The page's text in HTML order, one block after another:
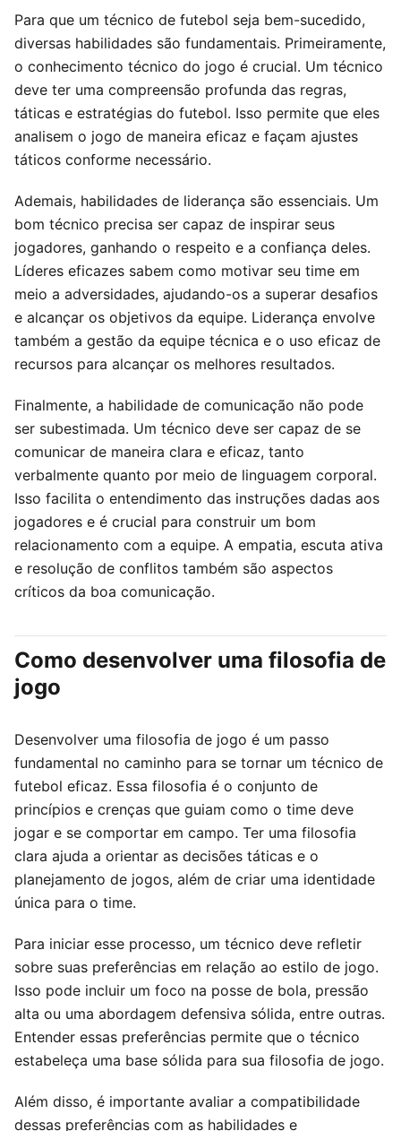
Para que um técnico de futebol seja bem-sucedido,
diversas habilidades são fundamentais. Primeiramente,
o conhecimento técnico do jogo é crucial. Um técnico
deve ter uma compreensão profunda das regras,
táticas e estratégias do futebol. Isso permite que eles
analisem o jogo de maneira eficaz e façam ajustes
táticos conforme necessário.
Ademais, habilidades de liderança são essenciais. Um
bom técnico precisa ser capaz de inspirar seus
jogadores, ganhando o respeito e a confiança deles.
Líderes eficazes sabem como motivar seu time em
meio a adversidades, ajudando-os a superar desafios
e alcançar os objetivos da equipe. Liderança envolve
também a gestão da equipe técnica e o uso eficaz de
recursos para alcançar os melhores resultados.
Finalmente, a habilidade de comunicação não pode
ser subestimada. Um técnico deve ser capaz de se
comunicar de maneira clara e eficaz, tanto
verbalmente quanto por meio de linguagem corporal.
Isso facilita o entendimento das instruções dadas aos
jogadores e é crucial para construir um bom
relacionamento com a equipe. A empatia, escuta ativa
e resolução de conflitos também são aspectos
críticos da boa comunicação.
Como desenvolver uma filosofia de
jogo
Desenvolver uma filosofia de jogo é um passo
fundamental no caminho para se tornar um técnico de
futebol eficaz. Essa filosofia é o conjunto de
princípios e crenças que guiam como o time deve
jogar e se comportar em campo. Ter uma filosofia
clara ajuda a orientar as decisões táticas e o
planejamento de jogos, além de criar uma identidade
única para o time.
Para iniciar esse processo, um técnico deve refletir
sobre suas preferências em relação ao estilo de jogo.
Isso pode incluir um foco na posse de bola, pressão
alta ou uma abordagem defensiva sólida, entre outras.
Entender essas preferências permite que o técnico
estabeleça uma base sólida para sua filosofia de jogo.
Além disso, é importante avaliar a compatibilidade
dessas preferências com as habilidades e